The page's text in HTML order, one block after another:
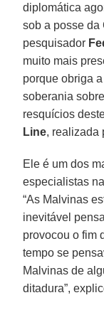
diplomática
sob a posse da
pesquisador
muito mais
porque obriga
soberania
resquícios
Line, realizada
Ele é um dos
especialistas
“As Malvinas
inevitável
provocou o fim
tempo se
Malvinas de
ditadura”,